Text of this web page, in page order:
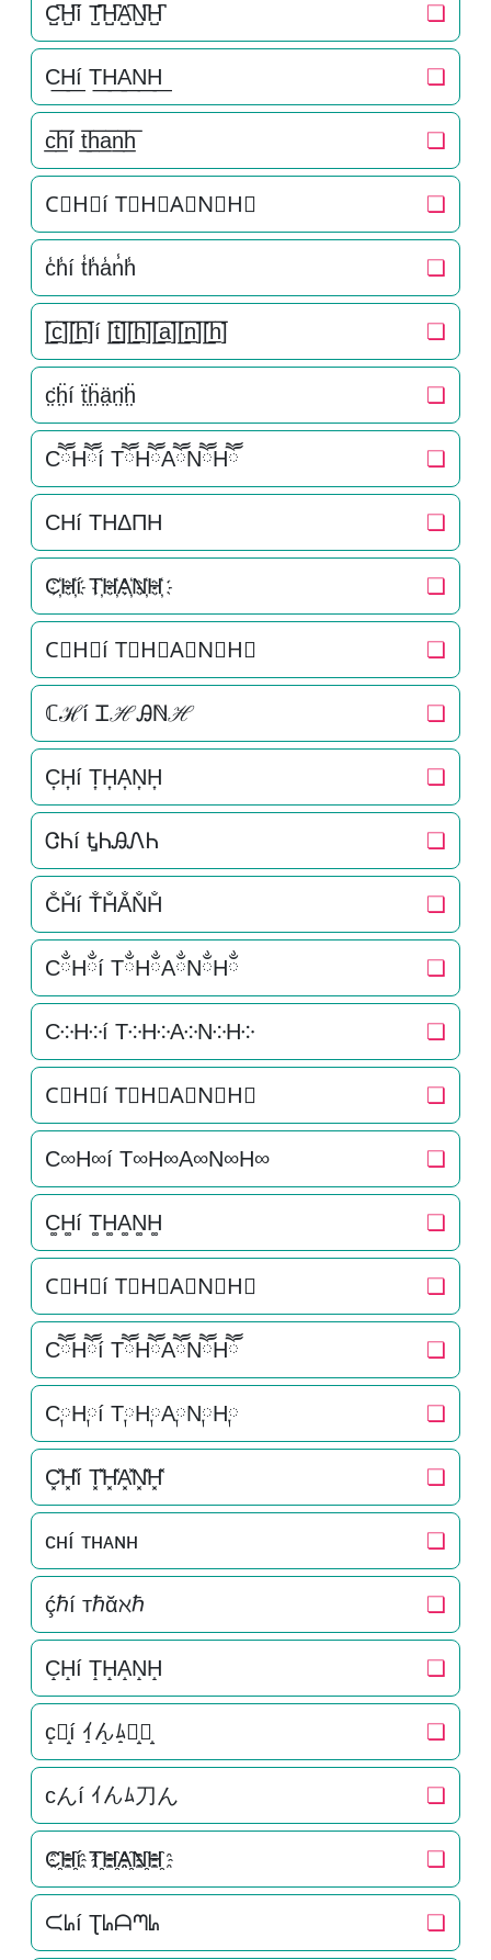
C̺͆H̺͆í T̺͆H̺͆A̺͆N̺͆H̺͆ ❏
C͟H͟í T͟H͟A͟N͟H͟ ❏
c̲̅h̲̅í t̲̅h̲̅a̲̅n̲̅h̲̅ ❏
C⃣H⃣í T⃣H⃣A⃣N⃣H⃣ ❏
c̾h̾í t̾h̾a̾n̾h̾ ❏
[̲̅c̲̅][̲̅h̲̅]í [̲̅t̲̅][̲̅h̲̅][̲̅a̲̅][̲̅n̲̅][̲̅h̲̅] ❏
c̤̈ḧ̤í ẗ̤ḧ̤ä̤n̤̈ḧ̤ ❏
CཽHཽí TཽHཽAཽNཽHཽ ❏
CHí THΔΠH ❏
C҉H҉í T҉H҉A҉N҉H҉ ❏
C⃜H⃜í T⃜H⃜A⃜N⃜H⃜ ❏
ℂℋí ᏆℋᎯℕℋ ❏
C͎H͎í T͎H͎A͎N͎H͎ ❏
ᏣᏂí ᎿᏂᎯᏁᏂ ❏
C̐H̐í T̐H̐A̐N̐H̐ ❏
CྂHྂí TྂHྂAྂNྂHྂ ❏
C༶H༶í T༶H༶A༶N༶H༶ ❏
C⃕H⃕í T⃕H⃕A⃕N⃕H⃕ ❏
C∞H∞í T∞H∞A∞N∞H∞ ❏
C͚H͚í T͚H͚A͚N͚H͚ ❏
C⃒H⃒í T⃒H⃒A⃒N⃒H⃒ ❏
CཽHཽí TཽHཽAཽNཽHཽ ❏
C༙H༙í T༙H༙A༙N༙H༙ ❏
C͓̽H͓̽í T͓̽H͓̽A͓̽N͓̽H͓̽ ❏
ᴄʜí ᴛʜᴀɴʜ ❏
ḉℏí тℏᾰℵℏ ❏
C̝H̝í T̝H̝A̝N̝H̝ ❏
c̝ん̝í ｲ̝ん̝ﾑ̝刀̝ん̝ ❏
cんí ｲんﾑ刀ん ❏
C҈H҈í T҈H҈A҈N҈H҈ ❏
ᙅᖺí Ʈᖺᗩᘉᖺ ❏